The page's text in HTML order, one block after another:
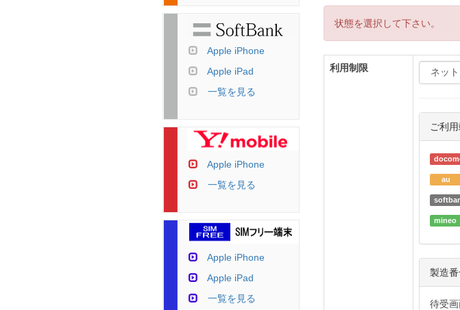
状態を選択して下さい。
利用制限
ご利
au
mineo
製造
待受
Apple iPhone
Apple iPad
一覧を見る
Apple iPhone
一覧を見る
Apple iPhone
Apple iPad
一覧を見る